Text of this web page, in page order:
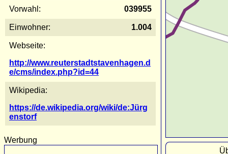
Vorwahl: 039955
Einwohner: 1.004
Webseite:
http://www.reuterstadtstavenhagen.d
e/cms/index.php?id=44
Wikipedia:
https://de.wikipedia.org/wiki/de:Jürg
enstorf
Werbung